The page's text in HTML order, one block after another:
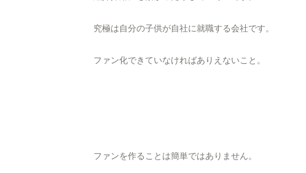
究極は自分の子供が自社に就職する会社です。
ファン化できていなければありえないこと。
ファンを作ることは簡単ではありません。